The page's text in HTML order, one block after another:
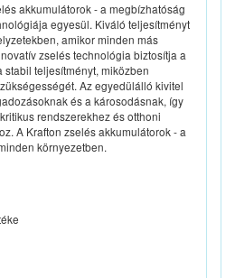
akkumulátorok - a megbízhatóság
egyesül. Kiváló teljesítményt
amikor minden más
zselés technológia biztosítja a
teljesítményt, miközben
Az egyedülálló kivitel
és a károsodásnak, így
rendszerekhez és otthoni
A Krafton zselés akkumulátorok - a
környezetben.